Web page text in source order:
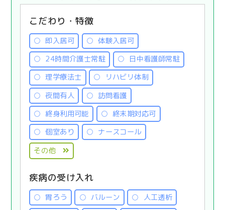
こだわり・特徴
即入居可
体験入居可
24時間介護士常駐
日中看護師常駐
理学療法士
リハビリ体制
夜間有人
訪問看護
終身利用可能
終末期対応可
個室あり
ナースコール
その他
疾病の受け入れ
胃ろう バルーン
人工透析